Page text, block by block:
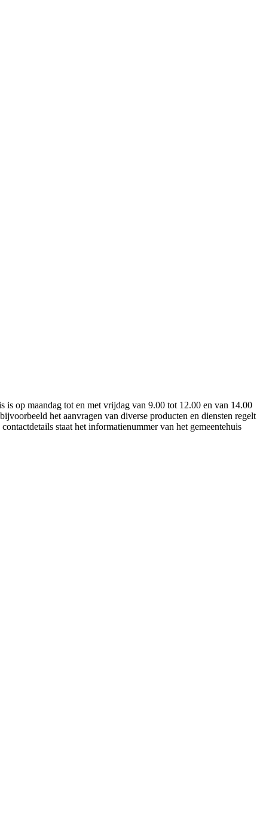
is op maandag tot en met vrijdag van 9.00 tot 12.00 en van 14.00
het aanvragen van diverse producten en diensten regelt
staat het informatienummer van het gemeentehuis